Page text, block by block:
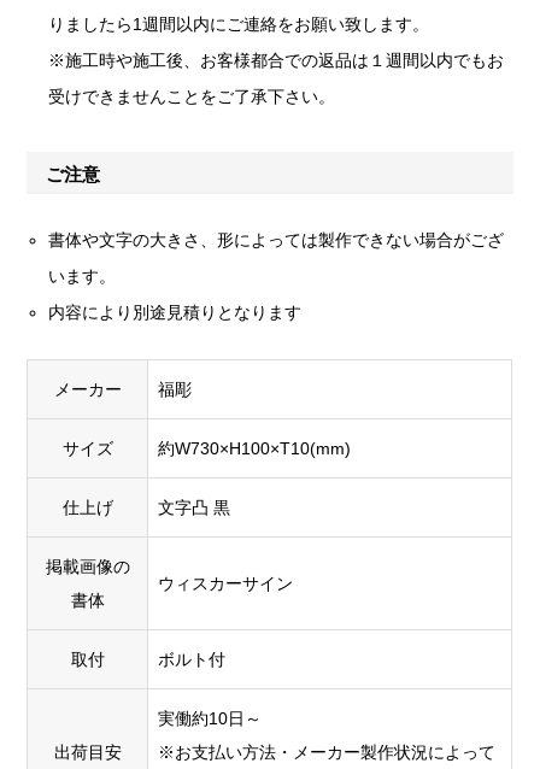
りましたら1週間以内にご連絡をお願い致します。
※施工時や施工後、お客様都合での返品は１週間以内でもお
受けできませんことをご了承下さい。
ご注意
書体や文字の大きさ、形によっては製作できない場合がござ
います。
内容により別途見積りとなります
メーカー 福彫
サイズ 約W730×H100×T10(mm)
仕上げ 文字凸 黒
掲載画像の
書体
ウィスカーサイン
取付 ボルト付
出荷目安
実働約10日～
※お支払い方法・メーカー製作状況によって